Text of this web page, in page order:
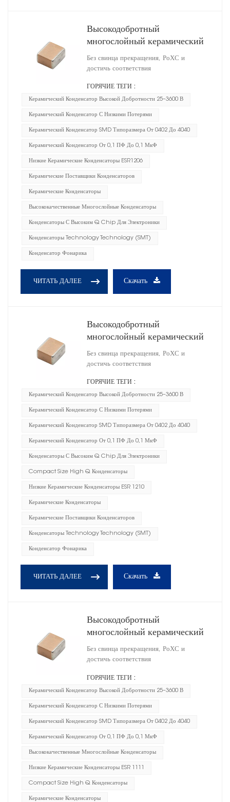
Высокодобротный
многослойный керамический
конденсатор 1206
Без свинца прекращения, РоХС и
достичь соответствия
ГОРЯЧИЕ ТЕГИ :
Керамический Конденсатор Высокой Добротности 25–3600 В
Керамический Конденсатор С Низкими Потерями
Керамический Конденсатор SMD Типоразмера От 0402 До 4040
Керамический Конденсатор От 0,1 ПФ До 0,1 МкФ
Низкие Керамические Конденсаторы ESR1206
Керамические Поставщики Конденсаторов
Керамические Конденсаторы
Высококачественные Многослойные Конденсаторы
Конденсаторы С Высоким Q Chip Для Электроники
Конденсаторы Technology Technology (SMT)
Конденсатор Фонарика
ЧИТАТЬ ДАЛЕЕ Скачать
Высокодобротный
многослойный керамический
конденсатор 1210
Без свинца прекращения, РоХС и
достичь соответствия
ГОРЯЧИЕ ТЕГИ :
Керамический Конденсатор Высокой Добротности 25–3600 В
Керамический Конденсатор С Низкими Потерями
Керамический Конденсатор SMD Типоразмера От 0402 До 4040
Керамический Конденсатор От 0,1 ПФ До 0,1 МкФ
Конденсаторы С Высоким Q Chip Для Электроники
Compact Size High Q Конденсаторы
Низкие Керамические Конденсаторы ESR 1210
Керамические Конденсаторы
Керамические Поставщики Конденсаторов
Конденсаторы Technology Technology (SMT)
Конденсатор Фонарика
ЧИТАТЬ ДАЛЕЕ Скачать
Высокодобротный
многослойный керамический
конденсатор 1111
Без свинца прекращения, РоХС и
достичь соответствия
ГОРЯЧИЕ ТЕГИ :
Керамический Конденсатор Высокой Добротности 25–3600 В
Керамический Конденсатор С Низкими Потерями
Керамический Конденсатор SMD Типоразмера От 0402 До 4040
Керамический Конденсатор От 0,1 ПФ До 0,1 МкФ
Высококачественные Многослойные Конденсаторы
Низкие Керамические Конденсаторы ESR 1111
Compact Size High Q Конденсаторы
Керамические Конденсаторы